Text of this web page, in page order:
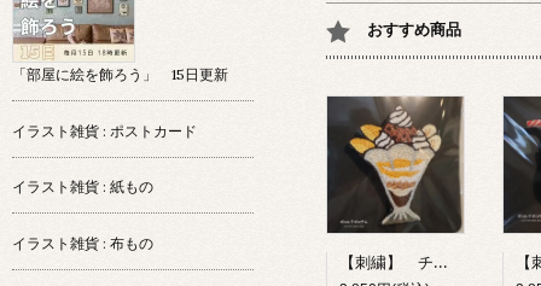
おすすめ商品
【刺繍】 チョコレートパフェ 【ポコルテポコチル】
「部屋に絵を飾ろう」 15日更新
イラスト雑貨 : ポストカード
イラスト雑貨 : 紙もの
イラスト雑貨 : 布もの